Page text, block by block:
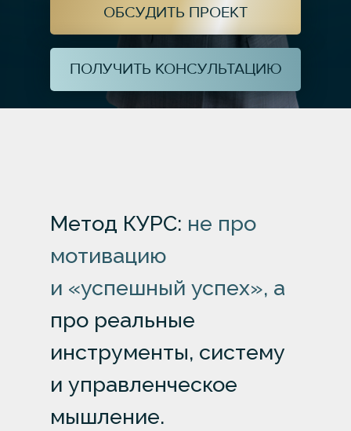
ОБСУДИТЬ ПРОЕКТ
ПОЛУЧИТЬ КОНСУЛЬТАЦИЮ
Метод КУРС: не про
мотивацию
и «успешный успех», а
про реальные
инструменты, систему
и управленческое
мышление.